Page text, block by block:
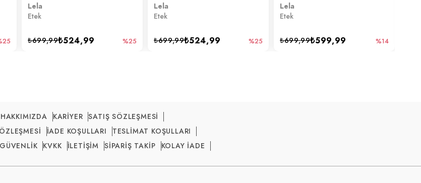
Lela
Etek
₺524,99
₺699,99 %25
Lela
Etek
₺524,99
₺699,99 %25
Lela
Etek
₺599,99
₺699,99 %14
HAKKIMIZDA KARİYER SATIŞ SÖZLEŞMESİ
İADE KOŞULLARI
TESLİMAT KOŞULLARI
KVKK İLETİŞİM SİPARİŞ TAKİP KOLAY İADE